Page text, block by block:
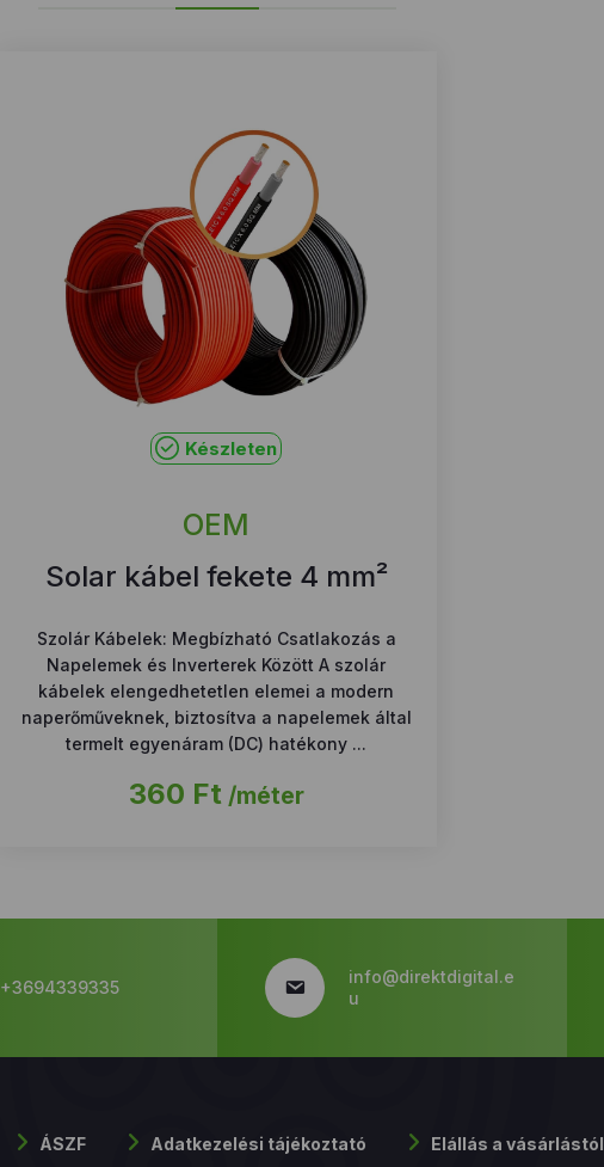
Készleten
OEM
Solar kábel fekete 4 mm²
Szolár Kábelek: Megbízható Csatlakozás a
Napelemek és Inverterek Között A szolár
kábelek elengedhetetlen elemei a modern
naperőműveknek, biztosítva a napelemek által
termelt egyenáram (DC) hatékony ...
360 Ft/méter
+3694339335
info@direktdigital.e
u
ÁSZF Adatkezelési tájékoztató Elállás a vásárlástól